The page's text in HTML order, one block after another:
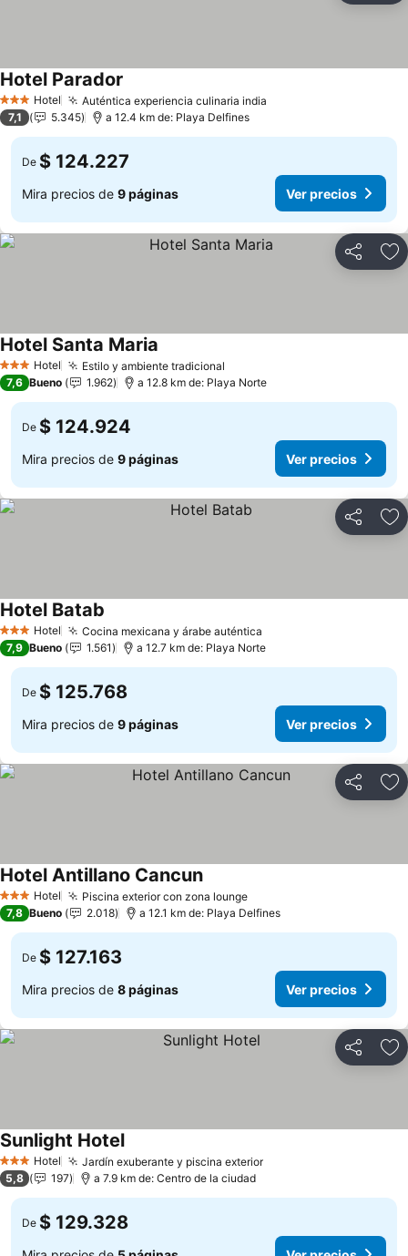
3 Estrellas
Hotel Auténtica experiencia culinaria india
Hotel Parador
7,1 5.345 a 12.4 km de: Playa Delfines
De $ 124.227
Mira precios de 9 páginas Ver precios
Compartir
3 Estrellas
Hotel Estilo y ambiente tradicional
Hotel Santa Maria
7,6 Bueno 1.962 a 12.8 km de: Playa Norte
De $ 124.924
Mira precios de 9 páginas Ver precios
Compartir
3 Estrellas
Hotel Cocina mexicana y árabe auténtica
Hotel Batab
7,9 Bueno 1.561 a 12.7 km de: Playa Norte
De $ 125.768
Mira precios de 9 páginas Ver precios
Compartir
3 Estrellas
Hotel Piscina exterior con zona loungeVer precios
Hotel Antillano CancunVer precios
7,8 Bueno 2.018 a 12.1 km de: Playa Delfines
De $ 127.163
Mira precios de 8 páginas Ver precios
Compartir
3 Estrellas
Hotel Jardín exuberante y piscina exteriorVer precios
Sunlight HotelVer precios
5,8 197 a 7.9 km de: Centro de la ciudad
De $ 129.328